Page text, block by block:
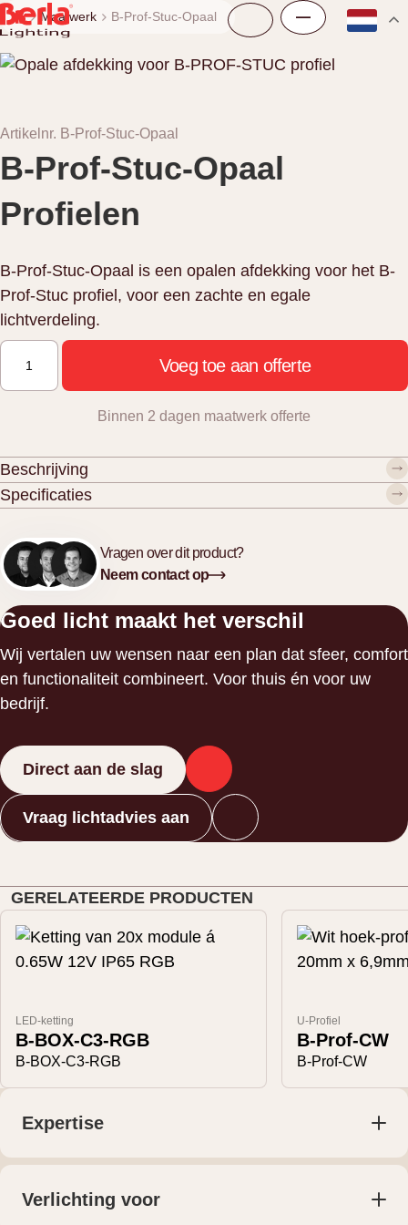
Maatwerk B-Prof-Stuc-Opaal
Artikelnr. B-Prof-Stuc-Opaal
B-Prof-Stuc-Opaal
Profielen
B-Prof-Stuc-Opaal is een opalen afdekking voor het B-
Prof-Stuc profiel, voor een zachte en egale
lichtverdeling.
B-
Prof-
Voeg toe aan offerte
Binnen 2 dagen maatwerk offerte
Beschrijving
Specificaties
Vragen over dit product?
Neem contact op
Goed licht maakt het verschil
Wij vertalen uw wensen naar een plan dat sfeer, comfort
en functionaliteit combineert. Voor thuis én voor uw
bedrijf.
Direct aan de slag
Vraag lichtadvies aan
GERELATEERDE PRODUCTEN
LED-ketting
B-BOX-C3-RGB
B-BOX-C3-RGB
U-Profiel
B-Prof-CW
B-Prof-CW
Expertise
Lichtplan voor particulieren
Lichtplan voor bedrijven
Verlichting voor